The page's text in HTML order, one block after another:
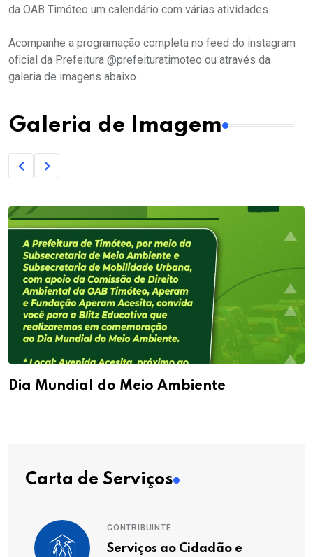
da OAB Timóteo um calendário com várias atividades.
Acompanhe a programação completa no feed do instagram
oficial da Prefeitura @prefeituratimoteo ou através da
galeria de imagens abaixo.
Galeria de Imagem
Mundial do Meio Ambiente
Carta de Serviços
CONTRIBUINTE
Serviços ao Cidadão e